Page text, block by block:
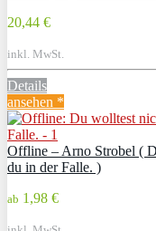
20,44 €
inkl. MwSt.
Details
ansehen *
Offline – Arno Strobel (
du in der Falle. )
ab 1,98 €